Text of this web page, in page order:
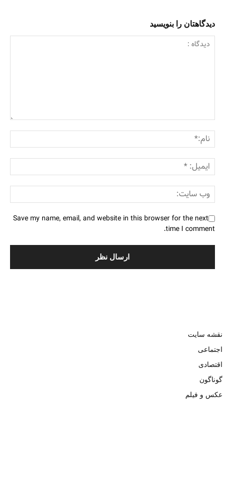
دیدگاهتان را بنویسید
Save my name, email, and website in this browser for the next
time I comment.
نقشه سایت
اجتماعی
اقتصادی
گوناگون
عکس و فیلم